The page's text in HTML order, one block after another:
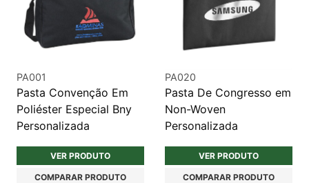
PA001
Pasta Convenção Em
Poliéster Especial Bny
Personalizada
VER PRODUTO
COMPARAR PRODUTO
PA020
Pasta De Congresso em
Non-Woven
Personalizada
VER PRODUTO
COMPARAR PRODUTO